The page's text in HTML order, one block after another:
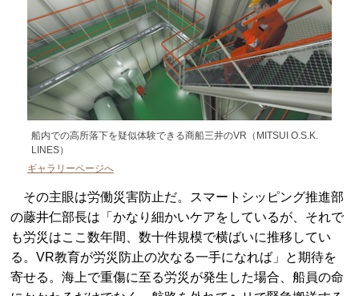
船内での高所落下を疑似体験できる商船三井のVR（MITSUI O.S.K.
LINES）
ギャラリーページへ
その主眼は労働災害防止だ。スマートシッピング推進部
の藤井仁部長は「かなり細かいケアをしているが、それで
も労災はここ数年間、数十件規模で横ばいに推移してい
る。VR教育が労災防止の次なる一手になれば」と期待を
寄せる。海上で重傷に至る労災が発生した場合、船員の命